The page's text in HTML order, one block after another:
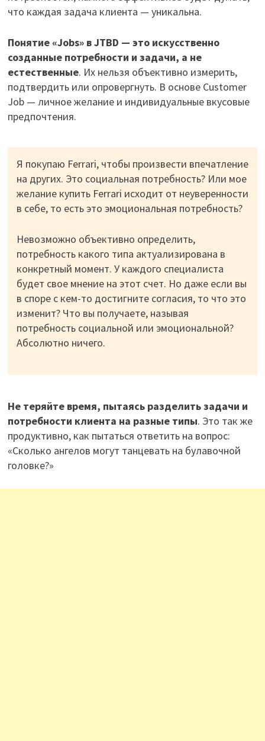
что каждая задача клиента — уникальна.
Понятие «Jobs» в JTBD — это искусственно
созданные потребности и задачи, а не
естественные. Их нельзя объективно измерить,
подтвердить или опровергнуть. В основе Customer
Job — личное желание и индивидуальные вкусовые
предпочтения.
Я покупаю Ferrari, чтобы произвести впечатление
на других. Это социальная потребность? Или мое
желание купить Ferrari исходит от неуверенности
в себе, то есть это эмоциональная потребность?
Невозможно объективно определить,
потребность какого типа актуализирована в
конкретный момент. У каждого специалиста
будет свое мнение на этот счет. Но даже если вы
в споре с кем-то достигните согласия, то что это
изменит? Что вы получаете, называя
потребность социальной или эмоциональной?
Абсолютно ничего.
Не теряйте время, пытаясь разделить задачи и
потребности клиента на разные типы. Это так же
продуктивно, как пытаться ответить на вопрос:
«Сколько ангелов могут танцевать на булавочной
головке?»